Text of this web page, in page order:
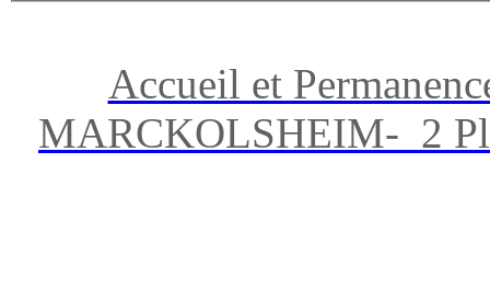
Accueil et
MARCKOLSHEIM- 2